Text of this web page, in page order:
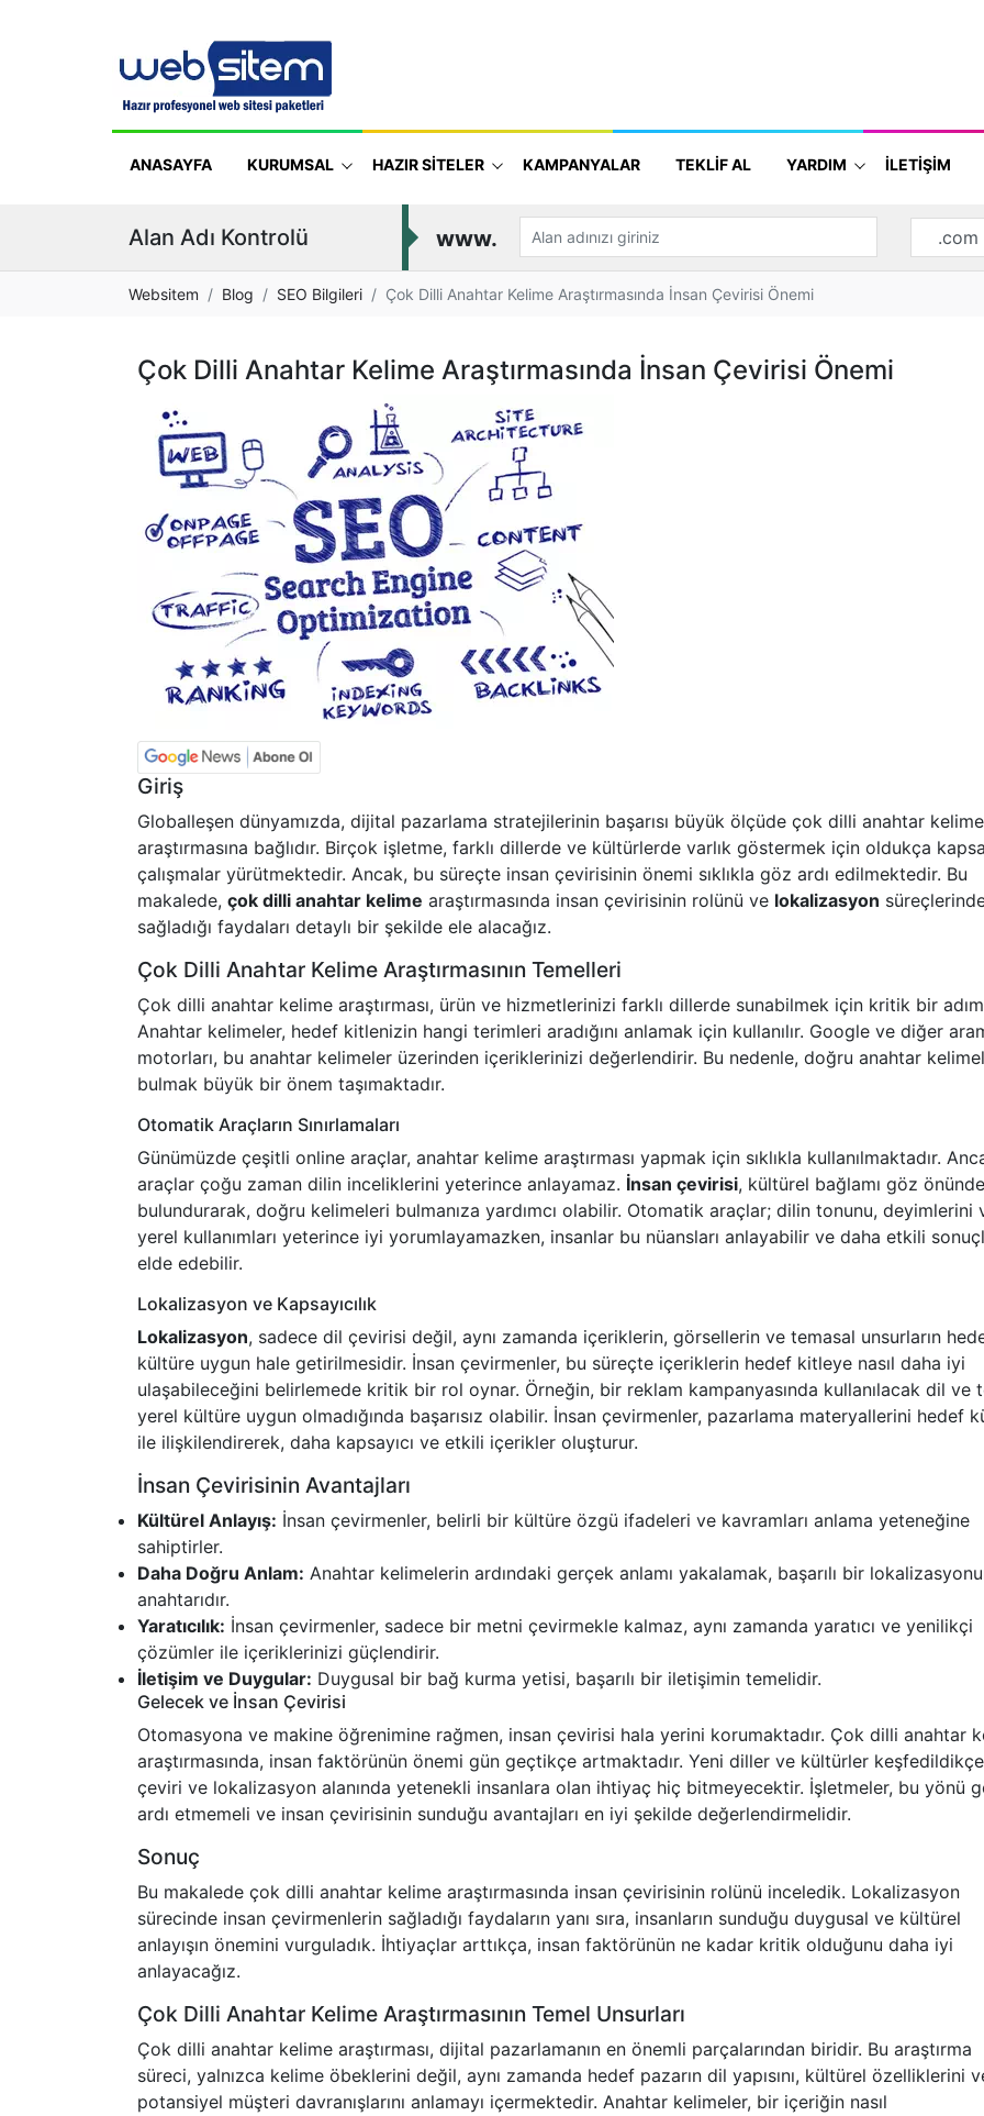
ANASAYFA KURUMSAL HAZIR SİTELER KAMPANYALAR TEKLİF AL YARDIM İLETİŞİM
Alan Adı Kontrolü www.
Websitem Blog SEO Bilgileri Çok Dilli Anahtar Kelime Araştırmasında İnsan Çevirisi Önemi
Çok Dilli Anahtar Kelime Araştırmasında İnsan Çevirisi Önemi
Giriş
Globalleşen dünyamızda, dijital pazarlama stratejilerinin başarısı büyük ölçüde çok dilli anahtar kelime
araştırmasına bağlıdır. Birçok işletme, farklı dillerde ve kültürlerde varlık göstermek için oldukça
çalışmalar yürütmektedir. Ancak, bu süreçte insan çevirisinin önemi sıklıkla göz ardı edilmektedir. Bu
makalede, çok dilli anahtar kelime araştırmasında insan çevirisinin rolünü ve lokalizasyon
sağladığı faydaları detaylı bir şekilde ele alacağız.
Çok Dilli Anahtar Kelime Araştırmasının Temelleri
Çok dilli anahtar kelime araştırması, ürün ve hizmetlerinizi farklı dillerde sunabilmek için kritik bir
Anahtar kelimeler, hedef kitlenizin hangi terimleri aradığını anlamak için kullanılır. Google ve diğer
motorları, bu anahtar kelimeler üzerinden içeriklerinizi değerlendirir. Bu nedenle, doğru anahtar
bulmak büyük bir önem taşımaktadır.
Otomatik Araçların Sınırlamaları
Günümüzde çeşitli online araçlar, anahtar kelime araştırması yapmak için sıklıkla kullanılmaktadır.
araçlar çoğu zaman dilin inceliklerini yeterince anlayamaz. İnsan çevirisi, kültürel bağlamı göz önünde
bulundurarak, doğru kelimeleri bulmanıza yardımcı olabilir. Otomatik araçlar; dilin tonunu, deyimlerini
yerel kullanımları yeterince iyi yorumlayamazken, insanlar bu nüansları anlayabilir ve daha etkili
elde edebilir.
Lokalizasyon ve Kapsayıcılık
Lokalizasyon, sadece dil çevirisi değil, aynı zamanda içeriklerin, görsellerin ve temasal unsurların
kültüre uygun hale getirilmesidir. İnsan çevirmenler, bu süreçte içeriklerin hedef kitleye nasıl daha iyi
ulaşabileceğini belirlemede kritik bir rol oynar. Örneğin, bir reklam kampanyasında kullanılacak dil ve
yerel kültüre uygun olmadığında başarısız olabilir. İnsan çevirmenler, pazarlama materyallerini hedef
ile ilişkilendirerek, daha kapsayıcı ve etkili içerikler oluşturur.
İnsan Çevirisinin Avantajları
Kültürel Anlayış: İnsan çevirmenler, belirli bir kültüre özgü ifadeleri ve kavramları anlama yeteneğine
sahiptirler.
Daha Doğru Anlam: Anahtar kelimelerin ardındaki gerçek anlamı yakalamak, başarılı bir
anahtarıdır.
Yaratıcılık: İnsan çevirmenler, sadece bir metni çevirmekle kalmaz, aynı zamanda yaratıcı ve yenilikçi
çözümler ile içeriklerinizi güçlendirir.
İletişim ve Duygular: Duygusal bir bağ kurma yetisi, başarılı bir iletişimin temelidir.
Gelecek ve İnsan Çevirisi
Otomasyona ve makine öğrenimine rağmen, insan çevirisi hala yerini korumaktadır. Çok dilli anahtar
araştırmasında, insan faktörünün önemi gün geçtikçe artmaktadır. Yeni diller ve kültürler
çeviri ve lokalizasyon alanında yetenekli insanlara olan ihtiyaç hiç bitmeyecektir. İşletmeler, bu yönü
ardı etmemeli ve insan çevirisinin sunduğu avantajları en iyi şekilde değerlendirmelidir.
Sonuç
Bu makalede çok dilli anahtar kelime araştırmasında insan çevirisinin rolünü inceledik. Lokalizasyon
sürecinde insan çevirmenlerin sağladığı faydaların yanı sıra, insanların sunduğu duygusal ve kültürel
anlayışın önemini vurguladık. İhtiyaçlar arttıkça, insan faktörünün ne kadar kritik olduğunu daha iyi
anlayacağız.
Çok Dilli Anahtar Kelime Araştırmasının Temel Unsurları
Çok dilli anahtar kelime araştırması, dijital pazarlamanın en önemli parçalarından biridir. Bu araştırma
süreci, yalnızca kelime öbeklerini değil, aynı zamanda hedef pazarın dil yapısını, kültürel özelliklerini
potansiyel müşteri davranışlarını anlamayı içermektedir. Anahtar kelimeler, bir içeriğin nasıl